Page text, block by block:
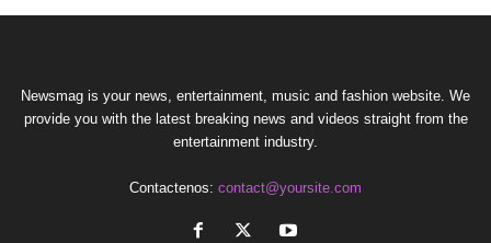
Newsmag is your news, entertainment, music and fashion website. We
provide you with the latest breaking news and videos straight from the
entertainment industry.
Contactenos: contact@yoursite.com